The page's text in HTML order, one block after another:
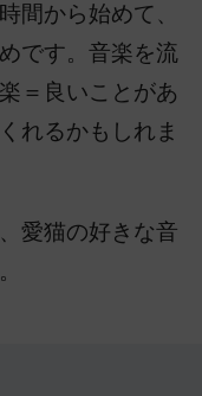
間から始めて、
です。音楽を流
＝良いことがあ
れるかもしれま
愛猫の好きな音